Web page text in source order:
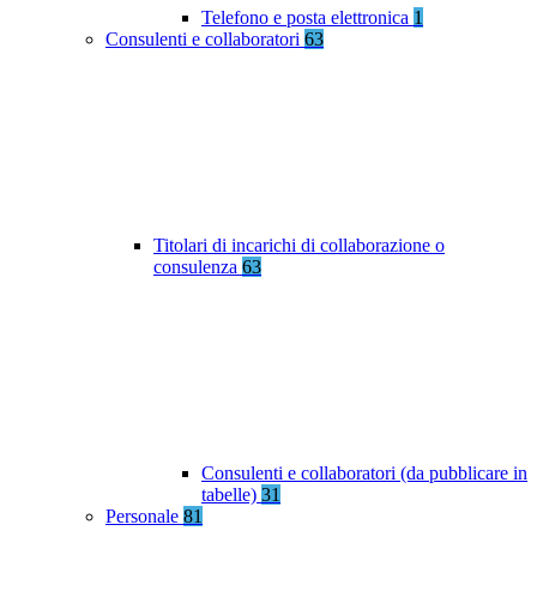
Telefono e posta elettronica 1
Consulenti e collaboratori 63
Titolari di incarichi di collaborazione o
consulenza 63
Consulenti e collaboratori (da pubblicare in
tabelle) 31
Personale 81